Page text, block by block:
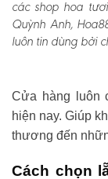
các shop hoa
Quỳnh Anh,
luôn tin dùng bởi
Cửa hàng luôn
hiện nay. Giúp
thương đến
Cách chọn